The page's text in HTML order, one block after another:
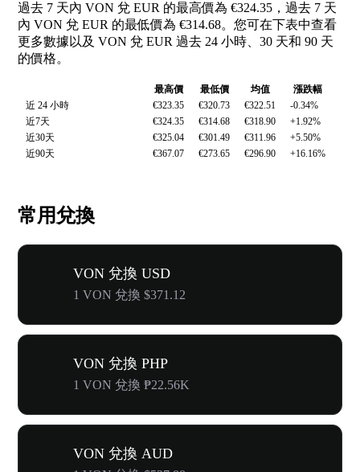
過去 7 天內 VON 兌 EUR 的最高價為 €324.35，過去 7 天
內 VON 兌 EUR 的最低價為 €314.68。您可在下表中查看
更多數據以及 VON 兌 EUR 過去 24 小時、30 天和 90 天
的價格。
最高價 最低價 均值
漲跌幅
近 24 小時
€323.35 €320.73 €322.51
-0.34%
近7天
€324.35 €314.68 €318.90
+1.92%
近30天
€325.04 €301.49 €311.96
+5.50%
近90天
€367.07 €273.65 €296.90 +16.16%
常用兌換
VON 兌換 USD
1 VON 兌換 $371.12
VON 兌換 PHP
1 VON 兌換 ₱22.56K
VON 兌換 AUD